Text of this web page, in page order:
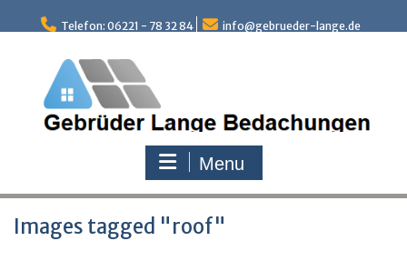
to
Telefon: 06221 - 78 32 84 info@gebrueder-lange.de
Menu
Images tagged "roof"